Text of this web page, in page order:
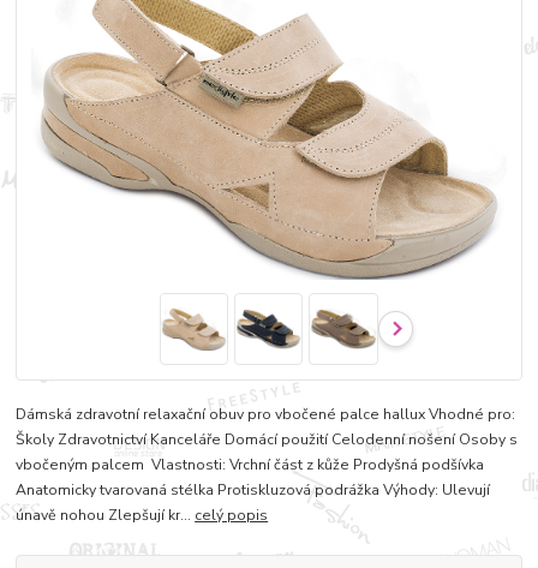
Dámská zdravotní relaxační obuv pro vbočené palce hallux Vhodné pro:
Školy Zdravotnictví Kanceláře Domácí použití Celodenní nošení Osoby s
vbočeným palcem Vlastnosti: Vrchní část z kůže Prodyšná podšívka
Anatomicky tvarovaná stélka Protiskluzová podrážka Výhody: Ulevují
únavě nohou Zlepšují kr... celý popis